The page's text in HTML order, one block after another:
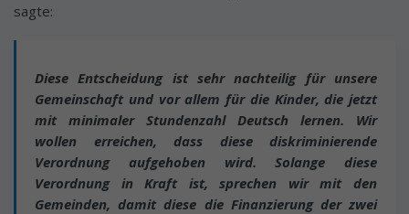
sagte:
Diese Entscheidung ist sehr nachteilig für unsere
Gemeinschaft und vor allem für die Kinder, die jetzt
mit minimaler Stundenzahl Deutsch lernen. Wir
wollen erreichen, dass diese diskriminierende
Verordnung aufgehoben wird. Solange diese
Verordnung in Kraft ist, sprechen wir mit den
Gemeinden, damit diese die Finanzierung der zwei